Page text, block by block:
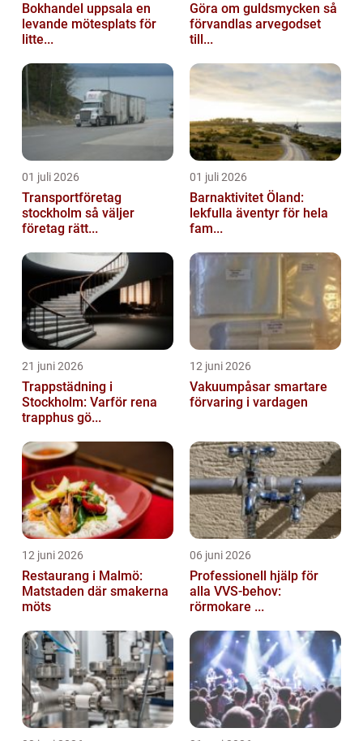
Bokhandel uppsala en
levande mötesplats för
litte...
Göra om guldsmycken så
förvandlas arvegodset
till...
01 juli 2026
Transportföretag
stockholm så väljer
företag rätt...
01 juli 2026
Barnaktivitet Öland:
lekfulla äventyr för hela
fam...
21 juni 2026
Trappstädning i
Stockholm: Varför rena
trapphus gö...
12 juni 2026
Vakuumpåsar smartare
förvaring i vardagen
12 juni 2026
Restaurang i Malmö:
Matstaden där smakerna
möts
06 juni 2026
Professionell hjälp för
alla VVS-behov:
rörmokare ...